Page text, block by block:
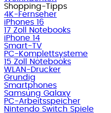
Shopping-Tipps
4K-Fernseher
iPhones 16
17 Zoll Notebooks
iPhone 14
Smart-TV
PC-Komplettsysteme
15 Zoll Notebooks
WLAN-Drucker
Grundig
Smartphones
Samsung Galaxy
PC-Arbeitsspeicher
Nintendo Switch Spiele